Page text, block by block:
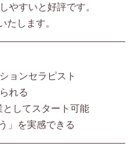
やすいと好評です。
たします。
ョンセラピスト
れる
してスタート可能
」を実感できる